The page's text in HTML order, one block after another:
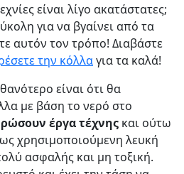
είναι λίγο ακατάστατες;
για να βγαίνει από τα
αυτόν τον τρόπο! Διαβάστε
την κόλλαγια τα καλά!
είναι ότι θα
με βάση το νερό στο
έργα τέχνης και ούτω
χρησιμοποιούμενη λευκή
ασφαλής και μη τοξική.